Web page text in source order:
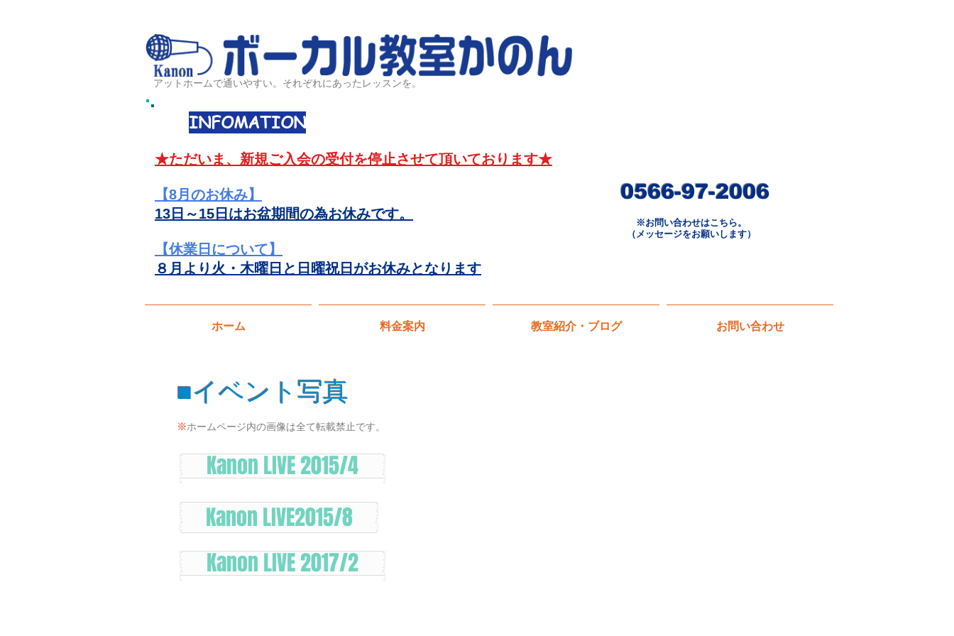
アットホームで通いやすい。それぞれにあったレッスンを。
INFOMATION
★ただいま、新規ご入会の受付を停止させて頂いております★
【8月のお休み】
13日～15日はお盆期間の為お休みです。
【休業日 について】
８月より火・木曜日と日曜祝日がお休みとなります
※お問い合わせはこちら。
​（メッセージをお願いします）
0566-97-2006
ホーム 料金案内 教室紹介・ブログ お問い合わせ
■イベント写真
※ホームページ内の画像は全て転載禁止です。
Kanon LIVE 2015/4
Kanon LIVE2015/8
Kanon LIVE 2017/2